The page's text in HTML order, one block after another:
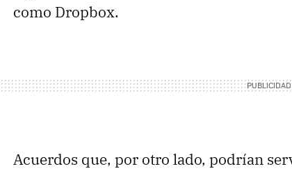
como Dropbox.
Acuerdos que, por otro lado, podrían